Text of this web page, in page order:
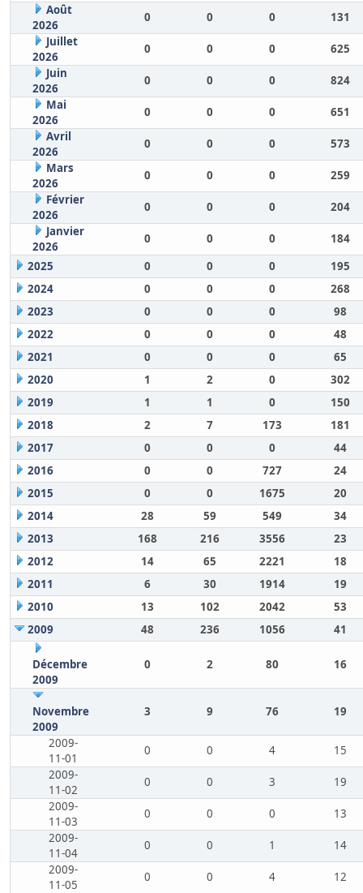
Août
2026
0 0 0
131
Juillet
2026
0 0 0
625
Juin
2026
0 0 0
824
Mai
2026
0 0 0
651
Avril
2026
0 0 0
573
Mars
2026
0 0 0
259
Février
2026
0 0 0
204
Janvier
2026
0 0 0
184
2025
0 0 0
195
2024
0 0 0
268
2023
0 0 0
98
2022
0 0 0
48
2021
0 0 0
65
2020
1 2 0
302
2019
1 1 0
150
2018
2 7 173
181
2017
0 0 0
44
2016
0 0 727
24
2015
0 0 1675
20
2014
28 59 549
34
2013
168 216 3556
23
2012
14 65 2221
18
2011
6 30 1914
19
2010
13 102 2042
53
2009
48 236 1056 41
Décembre
2009
0 2 80 16
Novembre
2009
3 9 76 19
2009-
11-01
0 0 4
15
2009-
11-02
0 0 3
19
2009-
11-03
0 0 0
13
2009-
11-04
0 0 1
14
2009-
11-05
0 0 4
12